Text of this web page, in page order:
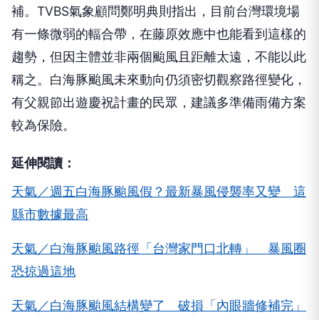
補。TVBS氣象顧問鄭明典則指出，目前台灣環境場
有一條微弱的輻合帶，在藤原效應中也能看到這樣的
趨勢，但因主體並非兩個颱風且距離太遠，不能以此
稱之。白海豚颱風未來動向仍須密切觀察路徑變化，
有父親節出遊慶祝計畫的民眾，建議多準備雨備方案
較為保險。
延伸閱讀：
天氣／週五白海豚颱風假？最新暴風侵襲率又變 這
縣市數據最高
天氣／白海豚颱風路徑「台灣家門口北轉」 暴風圈
恐掠過這地
天氣／白海豚颱風結構變了 破損「內眼牆修補完」